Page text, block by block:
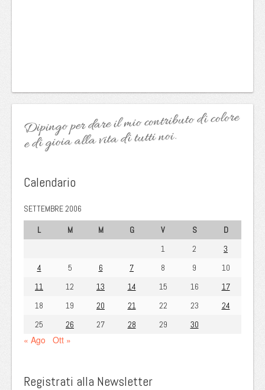
Dipingo per dare il mio contributo di colore
e di gioia alla vita di tutti noi.
Calendario
SETTEMBRE 2006
L
M M G V S
D
1
2
3
4
5 6 7 8 9
10
11
12 13 14 15 16
17
18
19 20 21 22 23
24
25
26 27 28 29 30
« Ago Ott »
Registrati alla Newsletter